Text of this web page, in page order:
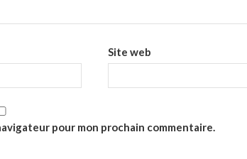
Site web
pour mon prochain commentaire.